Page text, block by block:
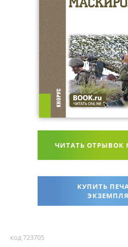
ЧИТАТЬ ОТРЫВОК
КУПИТЬ
код 723705